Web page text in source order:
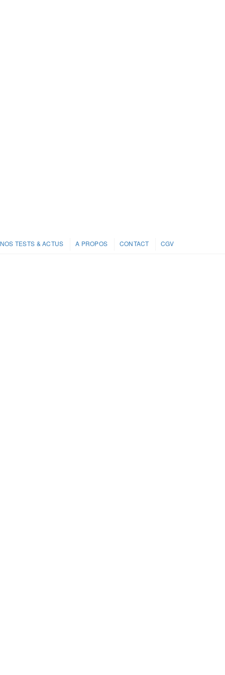
NOS TESTS & ACTUS A PROPOS CONTACT CGV